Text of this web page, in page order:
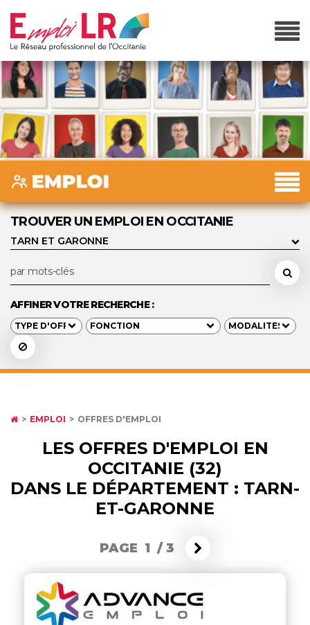
TROUVER UN EMPLOI EN OCCITANIE
AFFINER VOTRE RECHERCHE :
EMPLOI OFFRES D'EMPLOI
LES OFFRES D'EMPLOI EN
OCCITANIE (32)
DANS LE DÉPARTEMENT : TARN-
ET-GARONNE
PAGE 1 /3